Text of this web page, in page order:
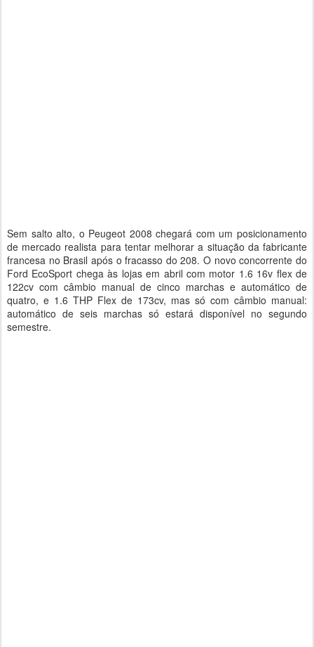
Sem salto alto, o Peugeot 2008 chegará com um posicionamento
de mercado realista para tentar melhorar a situação da fabricante
francesa no Brasil após o fracasso do 208. O novo concorrente do
Ford EcoSport chega às lojas em abril com motor 1.6 16v flex de
122cv com câmbio manual de cinco marchas e automático de
quatro, e 1.6 THP Flex de 173cv, mas só com câmbio manual:
automático de seis marchas só estará disponível no segundo
semestre.